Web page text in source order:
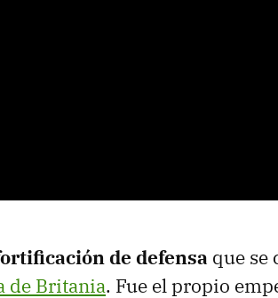
de defensa que se
de Britania. Fue el propio